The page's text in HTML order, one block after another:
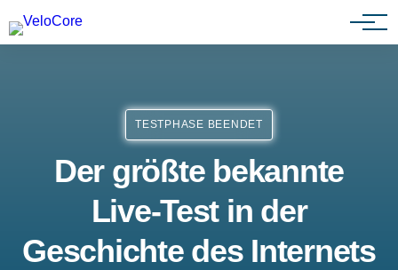
Agenturen & Webdesigner
TESTPHASE BEENDET
Der größte bekannte
Live-Test in der
Geschichte des Internets